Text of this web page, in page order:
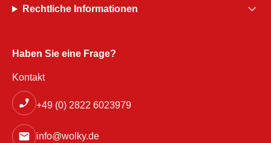
Rechtliche Informationen
Haben Sie eine Frage?
Kontakt
+49 (0) 2822 6023979
info@wolky.de